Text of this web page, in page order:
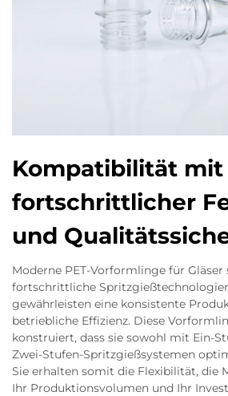
Kompatibilität mit
fortschrittlicher
und
Moderne PET-Vorformlinge für
fortschrittliche
gewährleisten eine konsistente
betriebliche Effizienz. Diese
konstruiert, dass sie sowohl mit Ein-
Zwei-Stufen-Spritzgießsystemen
Sie erhalten somit die Flexibilität, die
Ihr Produktionsvolumen und Ihr